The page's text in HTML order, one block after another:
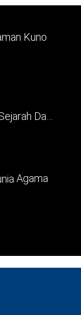
Kuno
Da…
Agama